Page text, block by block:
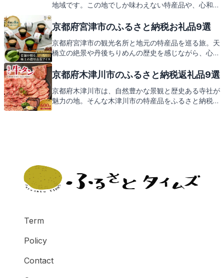
地域です。この地でしか味わえない特産品や、心和む
通じて、京丹後市からの素敵な返礼品もご紹介しま
京都府宮津市のふるさと納税お礼品9選
京都府宮津市の観光名所と地元の特産品を巡る旅。天
橋立の絶景や丹後ちりめんの歴史を感じながら、心温
京都府木津川市のふるさと納税返礼品9選
京都府木津川市は、自然豊かな景観と歴史ある寺社が
魅力の地。そんな木津川市の特産品をふるさと納税の
Term
Policy
Contact